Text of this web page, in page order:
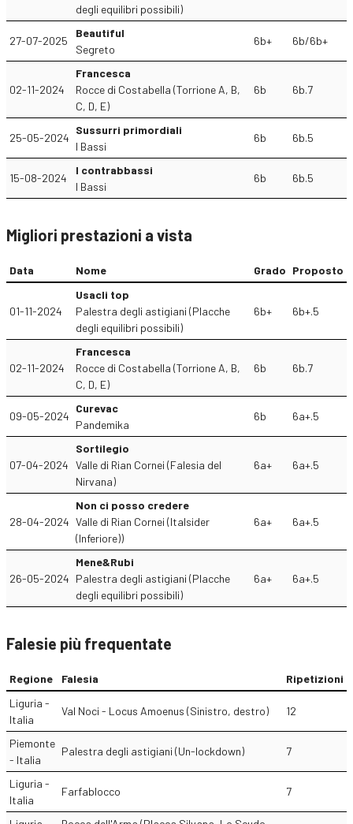
degli equilibri possibili)
27-07-2025
Beautiful
Segreto
6b+ 6b/6b+
02-11-2024
Francesca
Rocce di Costabella (Torrione A, B,
C, D, E)
6b 6b.7
25-05-2024
Sussurri primordiali
I Bassi
6b 6b.5
15-08-2024
I contrabbassi
I Bassi
6b 6b.5
Migliori prestazioni a vista
Data Nome Grado Proposto
01-11-2024
Usacli top
Palestra degli astigiani (Placche
degli equilibri possibili)
6b+ 6b+.5
02-11-2024
Francesca
Rocce di Costabella (Torrione A, B,
C, D, E)
6b 6b.7
09-05-2024
Curevac
Pandemika
6b 6a+.5
07-04-2024
Sortilegio
Valle di Rian Cornei (Falesia del
Nirvana)
6a+ 6a+.5
28-04-2024
Non ci posso credere
Valle di Rian Cornei (Italsider
(Inferiore))
6a+ 6a+.5
26-05-2024
Mene&Rubi
Palestra degli astigiani (Placche
degli equilibri possibili)
6a+ 6a+.5
Falesie più frequentate
Regione Falesia
Ripetizioni
Liguria -
Italia
Val Noci - Locus Amoenus (Sinistro, destro) 12
Piemonte
- Italia
Palestra degli astigiani (Un-lockdown) 7
Liguria -
Italia
Farfablocco 7